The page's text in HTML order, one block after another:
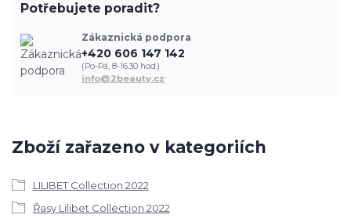
Zboží zařazeno v kategoriích
LILIBET Collection 2022
Řasy Lilibet Collection 2022
Potřebujete poradit?
Zákaznická podpora
+420 606 147 142
(Po-Pá, 8-16.30 hod.)
info@2beauty.cz